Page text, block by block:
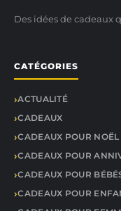
Des idées de cadeaux
CATÉGORIES
ACTUALITÉ
CADEAUX
CADEAUX POUR NOËL
CADEAUX POUR
CADEAUX POUR
CADEAUX POUR